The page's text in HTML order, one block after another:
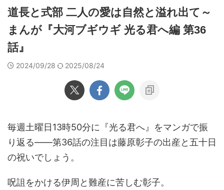
道長と式部 二人の愛は自然と溢れ出て～
まんが『大河ブギウギ 光る君へ編 第36
話』
2024/09/28 2025/08/24
毎週土曜日13時50分に『光る君へ』をマンガで振
り返る――第36話の注目は藤原彰子の出産と五十日
の祝いでしょう。
呪詛をかける伊周と難産に苦しむ彰子。